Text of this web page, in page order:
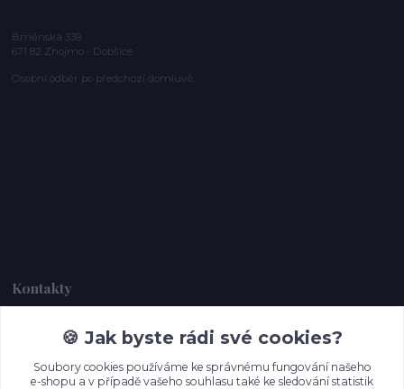
Brněnská 339
671 82 Znojmo - Dobšice
Osobní odběr po předchozí domluvě.
Kontakty
Dagmar Handlová
+420 734 380 930
(Po-Ne, 8-20 hod.)
🍪 Jak byste rádi své cookies?
Soubory cookies používáme ke správnému fungování našeho
e-shopu a v případě vašeho souhlasu také ke sledování statistik